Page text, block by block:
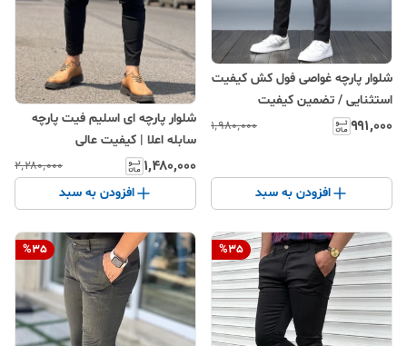
شلوار پارچه غواصی فول کش کیفیت
استثنایی / تضمین کیفیت
۹۹۱٬۰۰۰ ۱٬۹۸۰٬۰۰۰
افزودن به سبد
شلوار پارچه ای اسلیم فیت پارچه
سابله اعلا | کیفیت عالی
۱٬۴۸۰٬۰۰۰ ۲٬۲۸۰٬۰۰۰
افزودن به سبد
%35
%35